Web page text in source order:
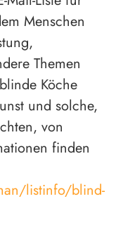
Menschen
Themen
Köche
und solche,
von
finden
listinfo/blind-